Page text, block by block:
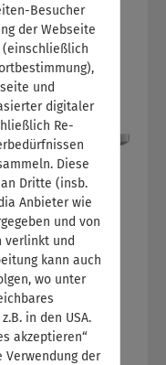
die
Lernstand und
Besucher
der Webseite
(einschließlich
und
digitaler
Re-
Diese
Dritte (insb.
Anbieter wie
und von
verlinkt und
kann auch
wo unter
in den USA.
akzeptieren“
der